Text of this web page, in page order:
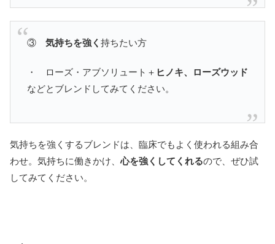
③ 気持ちを強く 持ちたい方
・ ローズ・アブソリュート＋ ヒノキ、ローズウッド
などとブレンドしてみてください。
気持ちを強くするブレンドは、臨床でもよく使われる組み合
わせ。気持ちに働きかけ、心を強くしてくれるので、ぜひ試
してみてください。